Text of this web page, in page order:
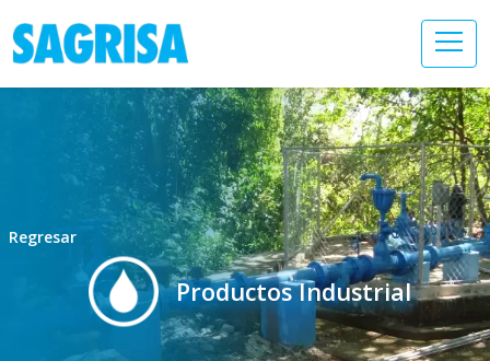
Regresar
Productos Industrial